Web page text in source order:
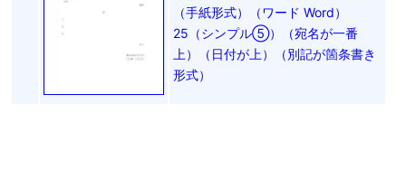
（手紙形式）（ワード Word）
25（シンプル⑤）（宛名が一番
上）（日付が上）（別記が箇条書き
形式）